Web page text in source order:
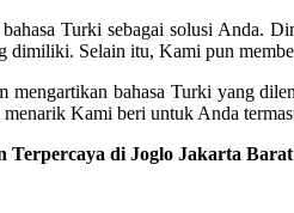
Turki sebagai solusi Anda.
dimiliki. Selain itu, Kami pun
bahasa Turki yang
Kami beri untuk Anda
di Joglo Jakarta Barat